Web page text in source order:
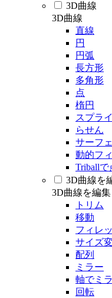
3D曲線
3D曲線
直線
円
円弧
長方形
多角形
点
楕円
スプラ
らせん
サーフ
動的フ
Triballで
3D曲線を
3D曲線を編集
トリム
移動
フィレ
サイズ
配列
ミラー
軸でミ
回転